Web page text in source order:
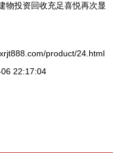
物投资回收充足喜悦再次显
product/24.html
22:17:04